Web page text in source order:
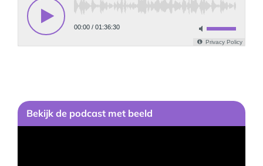
Bekijk de podcast met beeld